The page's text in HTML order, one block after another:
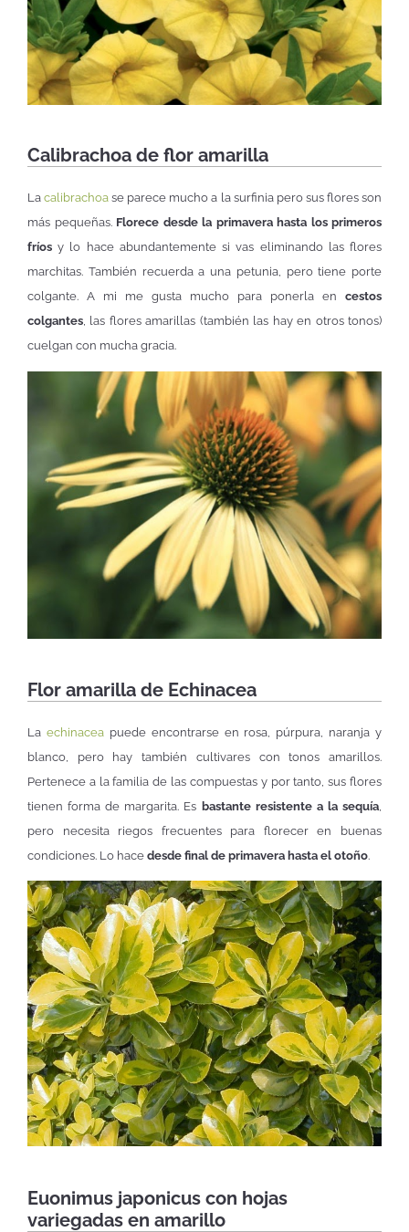
Calibrachoa de flor amarilla
Lacalibrachoa se parece mucho a la surfinia pero sus flores son
más pequeñas. Florece desde la primavera hasta los primeros
fríos y lo hace abundantemente si vas eliminando las flores
marchitas. También recuerda a una petunia, pero tiene porte
colgante. A mi me gusta mucho para ponerla en cestos
colgantes, las flores amarillas (también las hay en otros tonos)
cuelgan con mucha gracia.
Flor amarilla de Echinacea
La echinaceapuede encontrarse en rosa, púrpura, naranja y
blanco, pero hay también cultivares con tonos amarillos.
Pertenece a la familia de las compuestas y por tanto, sus flores
tienen forma de margarita. Es bastante resistente a la sequía,
pero necesita riegos frecuentes para florecer en buenas
condiciones. Lo hace desde final de primavera hasta el otoño.
Euonimus japonicus con hojas
variegadas en amarillo